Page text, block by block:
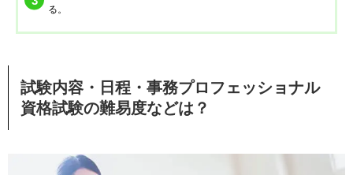
る。
試験内容・日程・事務プロフェッショナル
資格試験の難易度などは？